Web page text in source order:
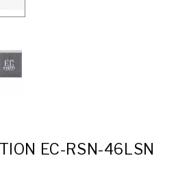
EC-RSN-46LSN